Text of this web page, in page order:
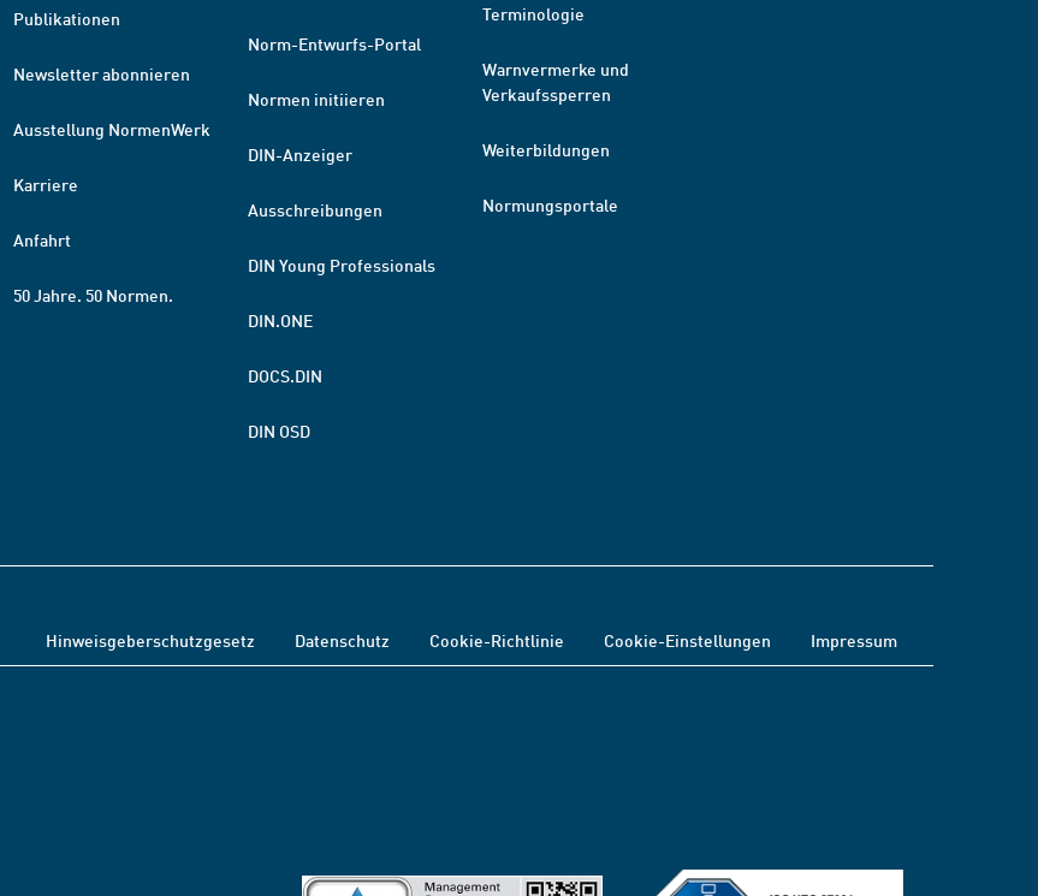
Publikationen
Newsletter abonnieren
Ausstellung NormenWerk
Karriere
Anfahrt
50 Jahre. 50 Normen.
Norm-Entwurfs-Portal
Normen initiieren
DIN-Anzeiger
Ausschreibungen
DIN Young Professionals
DIN.ONE
DOCS.DIN
DIN OSD
Terminologie
Warnvermerke und
Verkaufssperren
Weiterbildungen
Normungsportale
Hinweisgeberschutzgesetz Datenschutz Cookie-Richtlinie Cookie-Einstellungen Impressum